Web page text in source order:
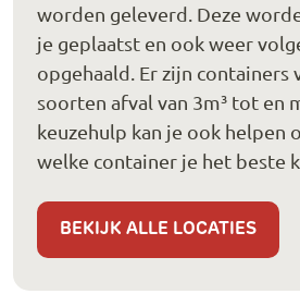
worden geleverd. Deze
je geplaatst en ook weer
opgehaald. Er zijn containers
soorten afval van 3m³ tot en
keuzehulp kan je ook helpen
welke container je het beste
BEKIJK ALLE LOCATIES